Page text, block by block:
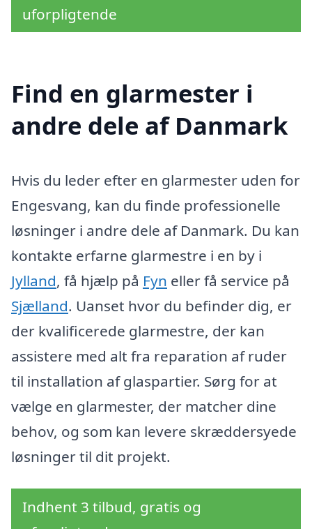
uforpligtende
Find en glarmester i
andre dele af Danmark
Hvis du leder efter en glarmester uden for
Engesvang, kan du finde professionelle
løsninger i andre dele af Danmark. Du kan
kontakte erfarne glarmestre i en by i
Jylland, få hjælp på Fyn eller få service på
Sjælland. Uanset hvor du befinder dig, er
der kvalificerede glarmestre, der kan
assistere med alt fra reparation af ruder
til installation af glaspartier. Sørg for at
vælge en glarmester, der matcher dine
behov, og som kan levere skræddersyede
løsninger til dit projekt.
Indhent 3 tilbud, gratis og